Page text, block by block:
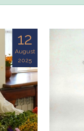
12
August
2025